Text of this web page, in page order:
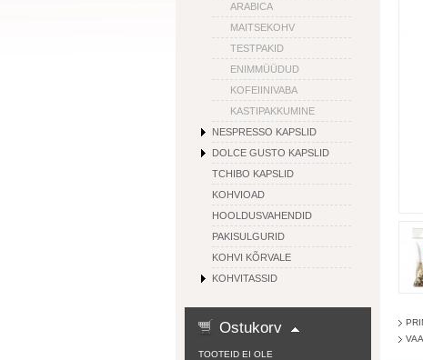
ARABICA
MAITSEKOHV
TESTPAKID
ENIMMÜÜDUD
KOFEIINIVABA
KASTIPAKKUMINE
NESPRESSO KAPSLID
DOLCE GUSTO KAPSLID
TCHIBO KAPSLID
KOHVIOAD
HOOLDUSVAHENDID
PAKISULGURID
KOHVI KÕRVALE
KOHVITASSID
Ostukorv
TOOTEID EI OLE